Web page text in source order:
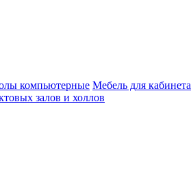
компьютерные Мебель для кабинета
залов и холлов